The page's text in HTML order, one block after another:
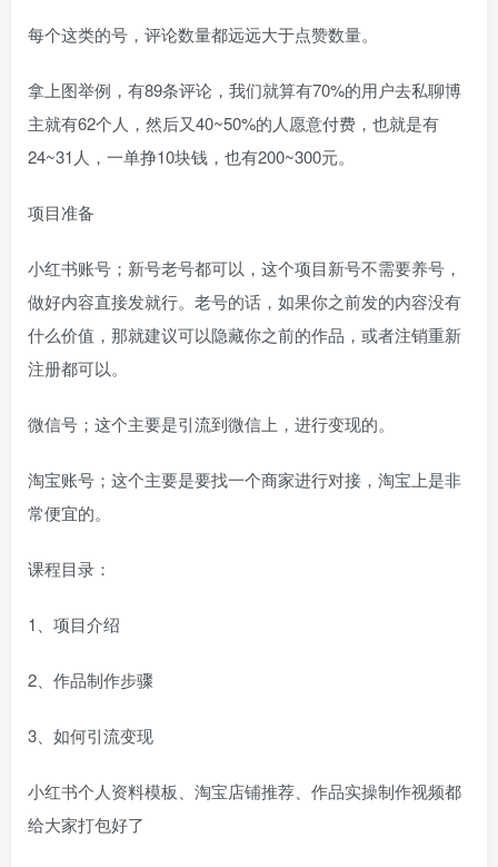
每个这类的号，评论数量都远远大于点赞数量。
拿上图举例，有89条评论，我们就算有70%的用户去私聊博
主就有62个人，然后又40~50%的人愿意付费，也就是有
24~31人，一单挣10块钱，也有200~300元。
项目准备
小红书账号；新号老号都可以，这个项目新号不需要养号，
做好内容直接发就行。老号的话，如果你之前发的内容没有
什么价值，那就建议可以隐藏你之前的作品，或者注销重新
注册都可以。
微信号；这个主要是引流到微信上，进行变现的。
淘宝账号；这个主要是要找一个商家进行对接，淘宝上是非
常便宜的。
课程目录：
1、项目介绍
2、作品制作步骤
3、如何引流变现
小红书个人资料模板、淘宝店铺推荐、作品实操制作视频都
给大家打包好了